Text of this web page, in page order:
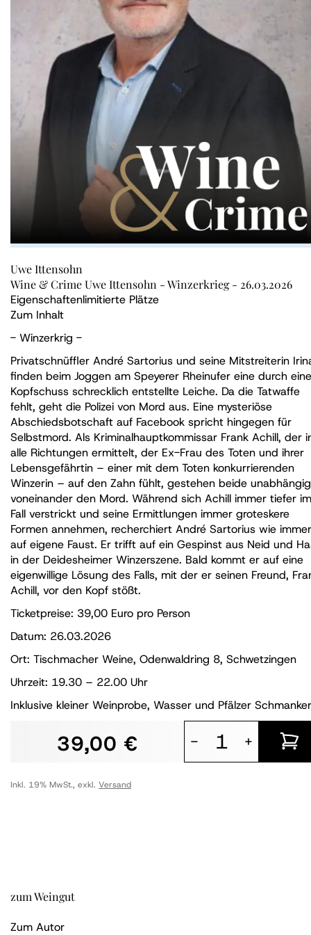
Uwe Ittensohn
Wine & Crime Uwe Ittensohn - Winzerkrieg - 26.03.2026
Eigenschaftenlimitierte Plätze
Zum Inhalt
- Winzerkrig -
Privatschnüffler André Sartorius und seine Mitstreiterin
finden beim Joggen am Speyerer Rheinufer eine durch
Kopfschuss schrecklich entstellte Leiche. Da die Tatwaffe
fehlt, geht die Polizei von Mord aus. Eine mysteriöse
Abschiedsbotschaft auf Facebook spricht hingegen für
Selbstmord. Als Kriminalhauptkommissar Frank Achill, der
alle Richtungen ermittelt, der Ex-Frau des Toten und ihrer
Lebensgefährtin – einer mit dem Toten konkurrierenden
Winzerin – auf den Zahn fühlt, gestehen beide unabhängig
voneinander den Mord. Während sich Achill immer tiefer im
Fall verstrickt und seine Ermittlungen immer groteskere
Formen annehmen, recherchiert André Sartorius wie immer
auf eigene Faust. Er trifft auf ein Gespinst aus Neid und
in der Deidesheimer Winzerszene. Bald kommt er auf eine
eigenwillige Lösung des Falls, mit der er seinen Freund,
Achill, vor den Kopf stößt.
Ticketpreise: 39,00 Euro pro Person
Datum: 26.03.2026
Ort: Tischmacher Weine, Odenwaldring 8, Schwetzingen
Uhrzeit: 19.30 – 22.00 Uhr
Inklusive kleiner Weinprobe, Wasser und Pfälzer
39,00 €
Inkl. 19% MwSt., exkl. Versand
- +
zum Weingut
Zum Autor